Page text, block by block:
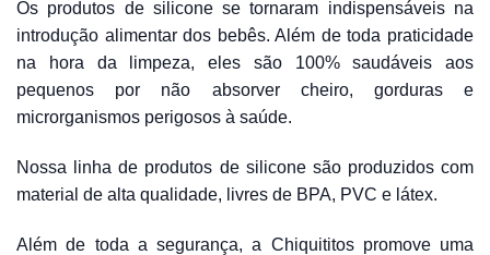
Os produtos de silicone se tornaram indispensáveis na
introdução alimentar dos bebês. Além de toda praticidade
na hora da limpeza, eles são 100% saudáveis aos
pequenos por não absorver cheiro, gorduras e
microrganismos perigosos à saúde.
Nossa linha de produtos de silicone são produzidos com
material de alta qualidade, livres de BPA, PVC e látex.
Além de toda a segurança, a Chiquititos promove uma